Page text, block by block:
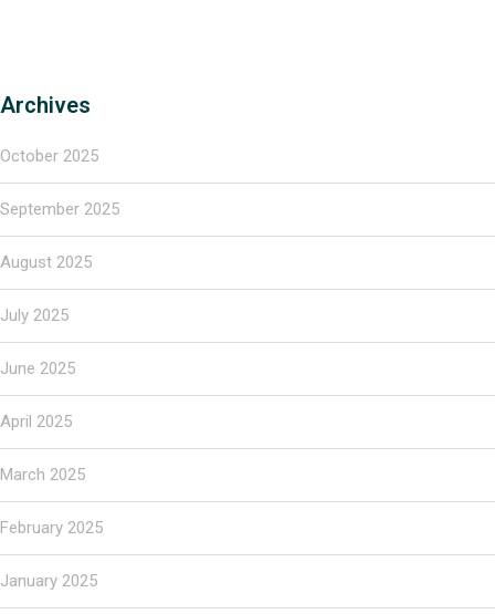
Archives
October 2025
September 2025
August 2025
July 2025
June 2025
April 2025
March 2025
February 2025
January 2025